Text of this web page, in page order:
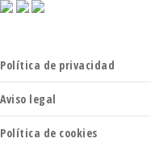
Política de privacidad
Aviso legal
Política de cookies